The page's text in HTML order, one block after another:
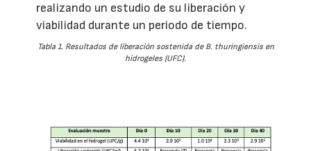
realizando un estudio de su liberación y
viabilidad durante un periodo de tiempo.
Tabla 1. Resultados de liberación sostenida de B. thuringiensisen
hidrogeles (UFC).